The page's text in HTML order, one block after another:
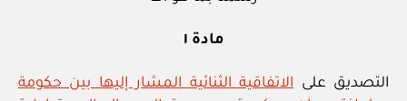
مادة ١
التصديق على الاتفاقية الثنائية المشار إليها بين حكومة